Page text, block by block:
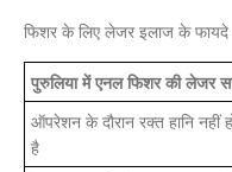
फिशर के लिए लेजर इलाज के
पुरुलिया में एनल फिशर की लेजर
ऑपरेशन के दौरान रक्त हानि नहीं
है